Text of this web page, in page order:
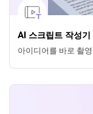
AI 스크립트 작성기
아이디어를 바로 촬